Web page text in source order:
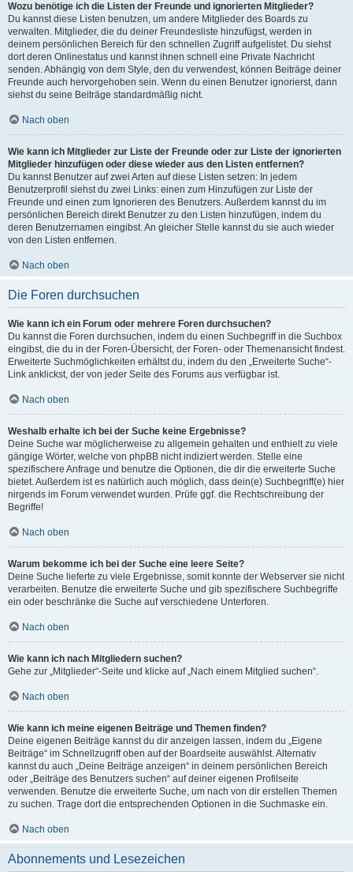
Wozu benötige ich die Listen der Freunde und ignorierten Mitglieder?
Du kannst diese Listen benutzen, um andere Mitglieder des Boards zu
verwalten. Mitglieder, die du deiner Freundesliste hinzufügst, werden in
deinem persönlichen Bereich für den schnellen Zugriff aufgelistet. Du siehst
dort deren Onlinestatus und kannst ihnen schnell eine Private Nachricht
senden. Abhängig von dem Style, den du verwendest, können Beiträge deiner
Freunde auch hervorgehoben sein. Wenn du einen Benutzer ignorierst, dann
siehst du seine Beiträge standardmäßig nicht.
Nach oben
Wie kann ich Mitglieder zur Liste der Freunde oder zur Liste der ignorierten
Mitglieder hinzufügen oder diese wieder aus den Listen entfernen?
Du kannst Benutzer auf zwei Arten auf diese Listen setzen: In jedem
Benutzerprofil siehst du zwei Links: einen zum Hinzufügen zur Liste der
Freunde und einen zum Ignorieren des Benutzers. Außerdem kannst du im
persönlichen Bereich direkt Benutzer zu den Listen hinzufügen, indem du
deren Benutzernamen eingibst. An gleicher Stelle kannst du sie auch wieder
von den Listen entfernen.
Nach oben
Die Foren durchsuchen
Wie kann ich ein Forum oder mehrere Foren durchsuchen?
Du kannst die Foren durchsuchen, indem du einen Suchbegriff in die Suchbox
eingibst, die du in der Foren-Übersicht, der Foren- oder Themenansicht findest.
Erweiterte Suchmöglichkeiten erhältst du, indem du den „Erweiterte Suche“-
Link anklickst, der von jeder Seite des Forums aus verfügbar ist.
Nach oben
Weshalb erhalte ich bei der Suche keine Ergebnisse?
Deine Suche war möglicherweise zu allgemein gehalten und enthielt zu viele
gängige Wörter, welche von phpBB nicht indiziert werden. Stelle eine
spezifischere Anfrage und benutze die Optionen, die dir die erweiterte Suche
bietet. Außerdem ist es natürlich auch möglich, dass dein(e) Suchbegriff(e) hier
nirgends im Forum verwendet wurden. Prüfe ggf. die Rechtschreibung der
Begriffe!
Nach oben
Warum bekomme ich bei der Suche eine leere Seite?
Deine Suche lieferte zu viele Ergebnisse, somit konnte der Webserver sie nicht
verarbeiten. Benutze die erweiterte Suche und gib spezifischere Suchbegriffe
ein oder beschränke die Suche auf verschiedene Unterforen.
Nach oben
Wie kann ich nach Mitgliedern suchen?
Gehe zur „Mitglieder“-Seite und klicke auf „Nach einem Mitglied suchen“.
Nach oben
Wie kann ich meine eigenen Beiträge und Themen finden?
Deine eigenen Beiträge kannst du dir anzeigen lassen, indem du „Eigene
Beiträge“ im Schnellzugriff oben auf der Boardseite auswählst. Alternativ
kannst du auch „Deine Beiträge anzeigen“ in deinem persönlichen Bereich
oder „Beiträge des Benutzers suchen“ auf deiner eigenen Profilseite
verwenden. Benutze die erweiterte Suche, um nach von dir erstellen Themen
zu suchen. Trage dort die entsprechenden Optionen in die Suchmaske ein.
Nach oben
Abonnements und Lesezeichen